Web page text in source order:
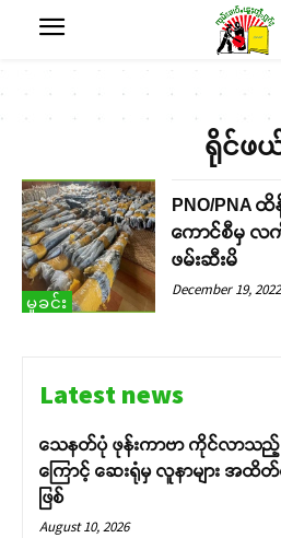
ရိုင်ဖ
မှုခင်း
PNO/PNA
ကောင်စီမှ လက်
ဖမ်းဆီးမိ
December 19, 2022
Latest news
သေနတ်ပုံ ဖုန်းကာဗာ ကိုင်လာသ
ကြောင့် ဆေးရုံမှ လူနာများ အ
ဖြစ်
August 10, 2026